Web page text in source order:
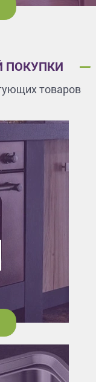
ПОКУПКИ
товаров